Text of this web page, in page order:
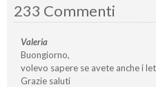
233 Commenti
Valeria
Buongiorno,
volevo sapere se avete anche i
Grazie saluti